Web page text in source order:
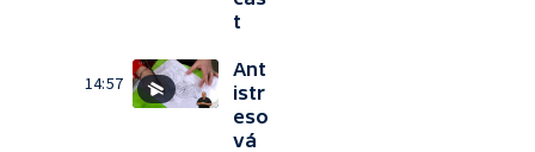
t
14:57
Ant
istr
eso
vá